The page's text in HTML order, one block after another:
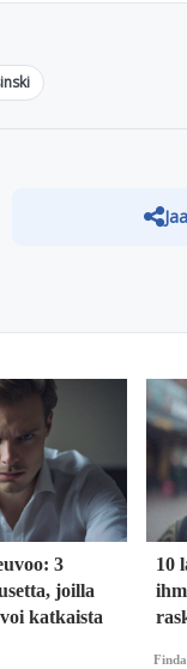
3
joilla
katkaista
10